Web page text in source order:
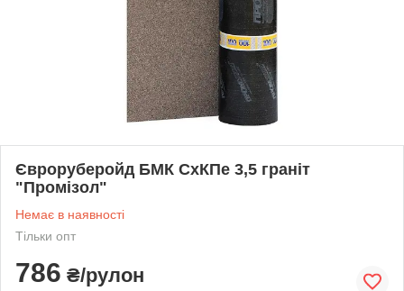
Євроруберойд БМК СхКПе 3,5 граніт
"Промізол"
Немає в наявності
Тільки опт
786 ₴/рулон